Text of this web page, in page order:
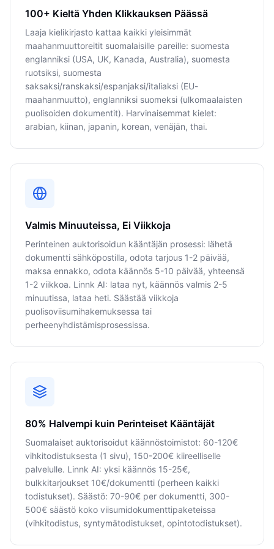
100+ Kieltä Yhden Klikkauksen Päässä
Laaja kielikirjasto kattaa kaikki yleisimmät
maahanmuuttoreitit suomalaisille pareille: suomesta
englanniksi (USA, UK, Kanada, Australia), suomesta
ruotsiksi, suomesta
saksaksi/ranskaksi/espanjaksi/italiaksi (EU-
maahanmuutto), englanniksi suomeksi (ulkomaalaisten
puolisoiden dokumentit). Harvinaisemmat kielet:
arabian, kiinan, japanin, korean, venäjän, thai.
Valmis Minuuteissa, Ei Viikkoja
Perinteinen auktorisoidun kääntäjän prosessi: lähetä
dokumentti sähköpostilla, odota tarjous 1-2 päivää,
maksa ennakko, odota käännös 5-10 päivää, yhteensä
1-2 viikkoa. Linnk AI: lataa nyt, käännös valmis 2-5
minuutissa, lataa heti. Säästää viikkoja
puolisoviisumihakemuksessa tai
perheenyhdistämisprosessissa.
80% Halvempi kuin Perinteiset Kääntäjät
Suomalaiset auktorisoidut käännöstoimistot: 60-120€
vihkitodistuksesta (1 sivu), 150-200€ kiireelliselle
palvelulle. Linnk AI: yksi käännös 15-25€,
bulkkitarjoukset 10€/dokumentti (perheen kaikki
todistukset). Säästö: 70-90€ per dokumentti, 300-
500€ säästö koko viisumidokumenttipaketeissa
(vihkitodistus, syntymätodistukset, opintotodistukset).